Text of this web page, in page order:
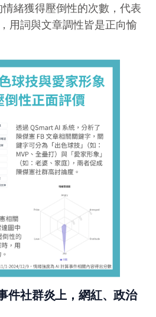
緒獲得壓倒性的次數，代表
用詞與文章調性皆是正向愉
件社群炎上，網紅、政治